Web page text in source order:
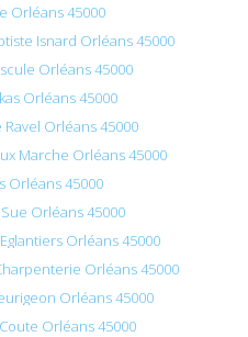
Orléans 45000
Isnard Orléans 45000
Orléans 45000
Orléans 45000
Orléans 45000
Marche Orléans 45000
Orléans 45000
Orléans 45000
Orléans 45000
Orléans 45000
Orléans 45000
Orléans 45000